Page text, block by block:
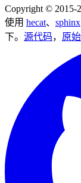
Copyright © 2015-
使用 hecat、 sphinx
下。 源代码， 原